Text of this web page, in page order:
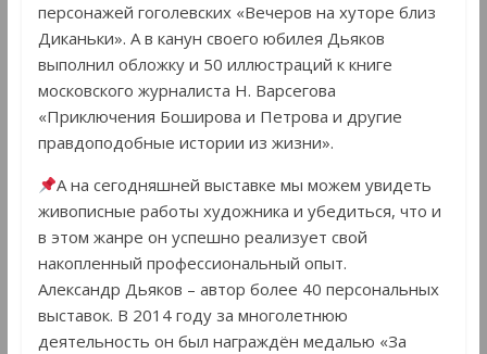
персонажей гоголевских «Вечеров на хуторе близ
Диканьки». А в канун своего юбилея Дьяков
выполнил обложку и 50 иллюстраций к книге
московского журналиста Н. Варсегова
«Приключения Боширова и Петрова и другие
правдоподобные истории из жизни».
А на сегодняшней выставке мы можем увидеть
живописные работы художника и убедиться, что и
в этом жанре он успешно реализует свой
накопленный профессиональный опыт.
Александр Дьяков – автор более 40 персональных
выставок. В 2014 году за многолетнюю
деятельность он был награждён медалью «За